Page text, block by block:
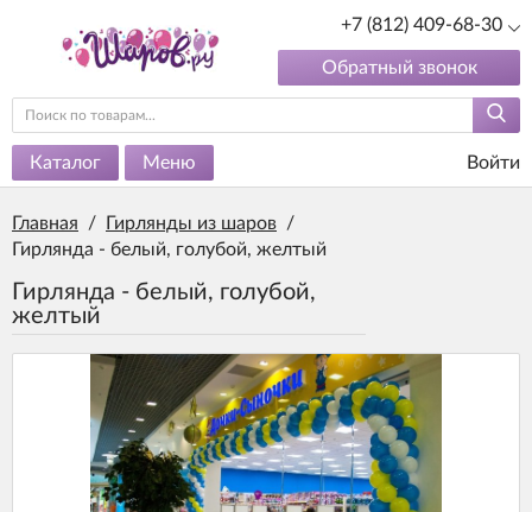
+7 (812) 409-68-30
Обратный звонок
Каталог Меню Войти
Главная / Гирлянды из шаров /
Гирлянда - белый, голубой, желтый
Гирлянда - белый, голубой,
желтый